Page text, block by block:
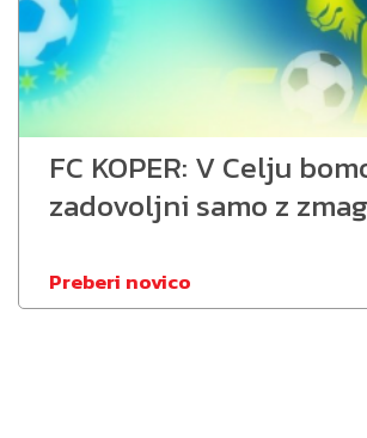
FC KOPER: V Celju
zadovoljni samo z
Preberi novico